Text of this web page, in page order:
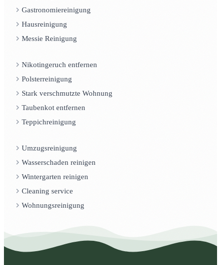
Gastronomiereinigung
Hausreinigung
Messie Reinigung
Nikotingeruch entfernen
Polsterreinigung
Stark verschmutzte Wohnung
Taubenkot entfernen
Teppichreinigung
Umzugsreinigung
Wasserschaden reinigen
Wintergarten reinigen
Cleaning service
Wohnungsreinigung